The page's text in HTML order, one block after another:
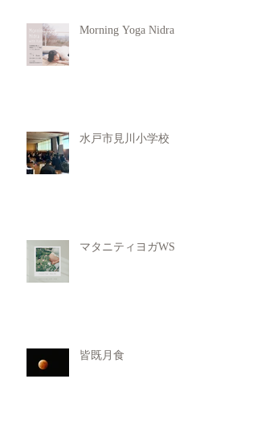
Morning Yoga Nidra
水戸市見川小学校
マタニティヨガWS
皆既月食